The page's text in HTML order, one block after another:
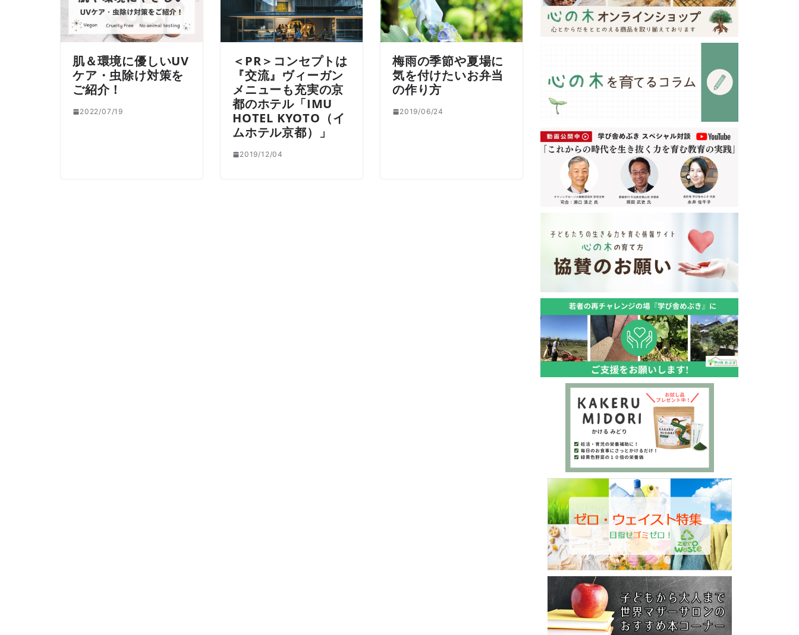
肌＆環境に優しいUV
ケア・虫除け対策を
ご紹介！
2022/07/19
＜PR＞コンセプトは
『交流』ヴィーガン
メニューも充実の京
都のホテル「IMU
HOTEL KYOTO（イ
ムホテル京都）」
2019/12/04
梅雨の季節や夏場に
気を付けたいお弁当
の作り方
2019/06/24